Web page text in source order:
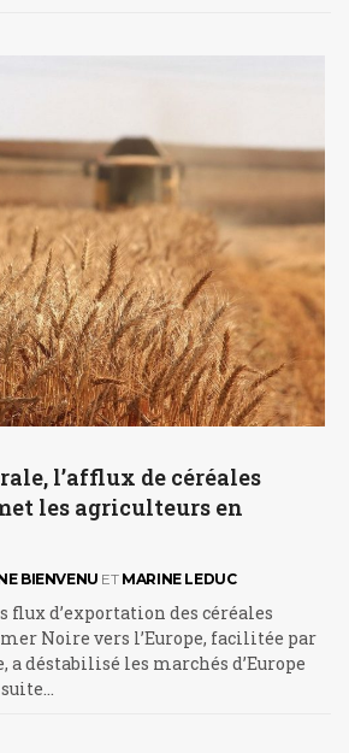
l’afflux de céréales
les agriculteurs en
BIENVENU ET MARINE LEDUC
flux d’exportation des céréales
Noire vers l’Europe, facilitée par
a déstabilisé les marchés d’Europe